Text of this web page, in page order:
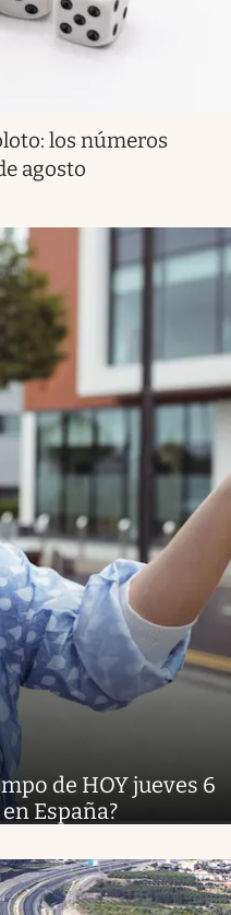
los números
agosto
de HOY jueves 6
España?